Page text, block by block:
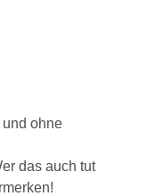
ohne
das auch tut